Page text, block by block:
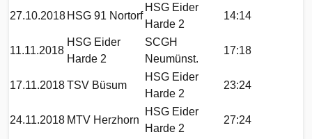
27.10.2018 HSG 91 Nortorf
HSG Eider
Harde 2
14:14
11.11.2018
HSG Eider
Harde 2
SCGH
Neumünst.
17:18
17.11.2018TSV Büsum
HSG Eider
Harde 2
23:24
24.11.2018 MTV Herzhorn
HSG Eider
Harde 2
27:24